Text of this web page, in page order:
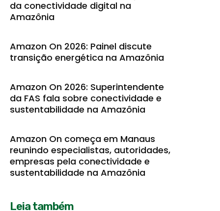
da conectividade digital na
Amazônia
Amazon On 2026: Painel discute
transição energética na Amazônia
Amazon On 2026: Superintendente
da FAS fala sobre conectividade e
sustentabilidade na Amazônia
Amazon On começa em Manaus
reunindo especialistas, autoridades,
empresas pela conectividade e
sustentabilidade na Amazônia
Leia também